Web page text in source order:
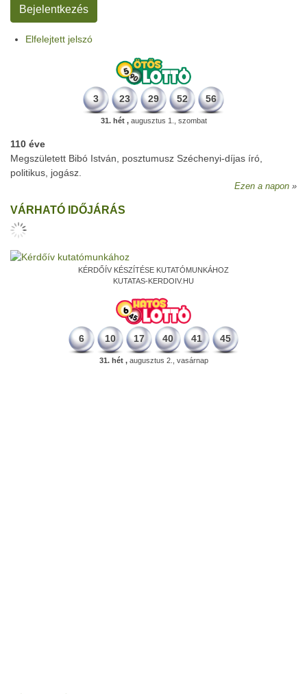
Elfelejtett jelszó
3 23 29 52 56
31. hét ,augusztus 1., szombat
110 éve
Megszületett Bibó István, posztumusz Széchenyi-díjas író,
politikus, jogász.
Ezen a napon
VÁRHATÓ IDŐJÁRÁS
KÉRDŐÍV KÉSZÍTÉSE KUTATÓMUNKÁHOZ
KUTATAS-KERDOIV.HU
6 10 17 40 41 45
31. hét ,augusztus 2., vasárnap